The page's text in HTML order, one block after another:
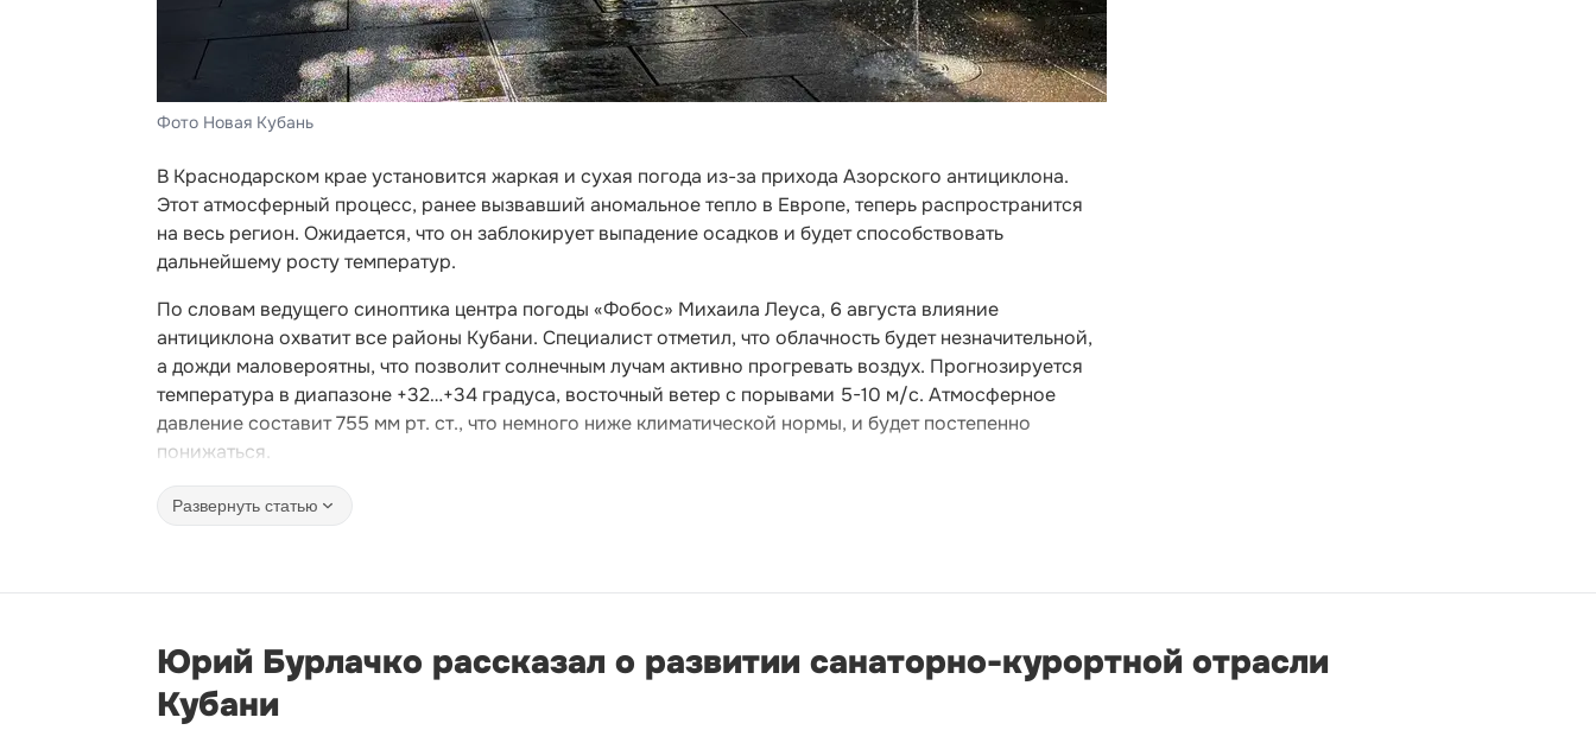
Фото Новая Кубань
В Краснодарском крае установится жаркая и сухая погода из-за прихода Азорского антициклона.
Этот атмосферный процесс, ранее вызвавший аномальное тепло в Европе, теперь распространится
на весь регион. Ожидается, что он заблокирует выпадение осадков и будет способствовать
дальнейшему росту температур.
По словам ведущего синоптика центра погоды «Фобос» Михаила Леуса, 6 августа влияние
антициклона охватит все районы Кубани. Специалист отметил, что облачность будет незначительной,
а дожди маловероятны, что позволит солнечным лучам активно прогревать воздух. Прогнозируется
температура в диапазоне +32…+34 градуса, восточный ветер с порывами 5-10 м/с. Атмосферное
давление составит 755 мм рт. ст., что немного ниже климатической нормы, и будет постепенно
понижаться.
Развернуть статью
Юрий Бурлачко рассказал о развитии санаторно-курортной отрасли
Кубани